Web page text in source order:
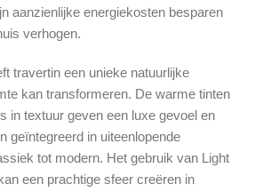
aanzienlijke energiekosten besparen
verhogen.
travertin een unieke natuurlijke
kan transformeren. De warme tinten
in textuur geven een luxe gevoel en
geïntegreerd in uiteenlopende
tot modern. Het gebruik van Light
een prachtige sfeer creëren in